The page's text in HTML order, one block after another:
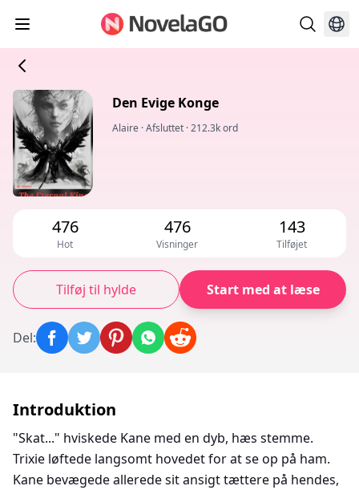
Den Evige Konge
Alaire ·Afsluttet ·212.3k ord
476
Hot
476
Visninger
143
Tilføjet
Tilføj til hylde Start med at læse
Del:
Introduktion
"Skat..." hviskede Kane med en dyb, hæs stemme.
Trixie løftede langsomt hovedet for at se op på ham.
Kane bevægede allerede sit ansigt tættere på hendes,